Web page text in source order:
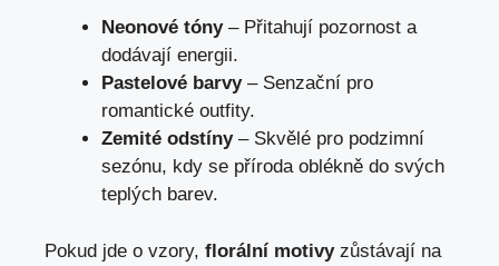
Neonové tóny– Přitahují pozornost a
dodávají energii.
Pastelové barvy– Senzační pro
romantické outfity.
Zemité odstíny– Skvělé pro podzimní
sezónu, kdy se příroda oblékně do svých
teplých barev.
Pokud jde o vzory, florální motivyzůstávají na